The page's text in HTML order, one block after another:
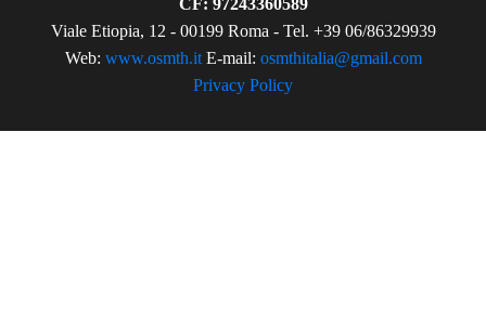
CF: 97243360589
Viale Etiopia, 12 - 00199 Roma - Tel. +39 06/86329939
Web: www.osmth.itE-mail: osmthitalia@gmail.com
Privacy Policy